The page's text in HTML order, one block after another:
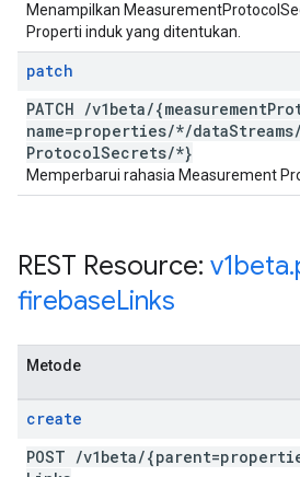
Menampilkan
Properti induk yang ditentukan.
patch
PATCH /v1beta/{measurement
name=properties/*/dataStreams/
ProtocolSecrets/*}
Memperbarui rahasia Measurement
REST Resource: v1beta.
firebaseLinks
Metode
create
POST /v1beta/